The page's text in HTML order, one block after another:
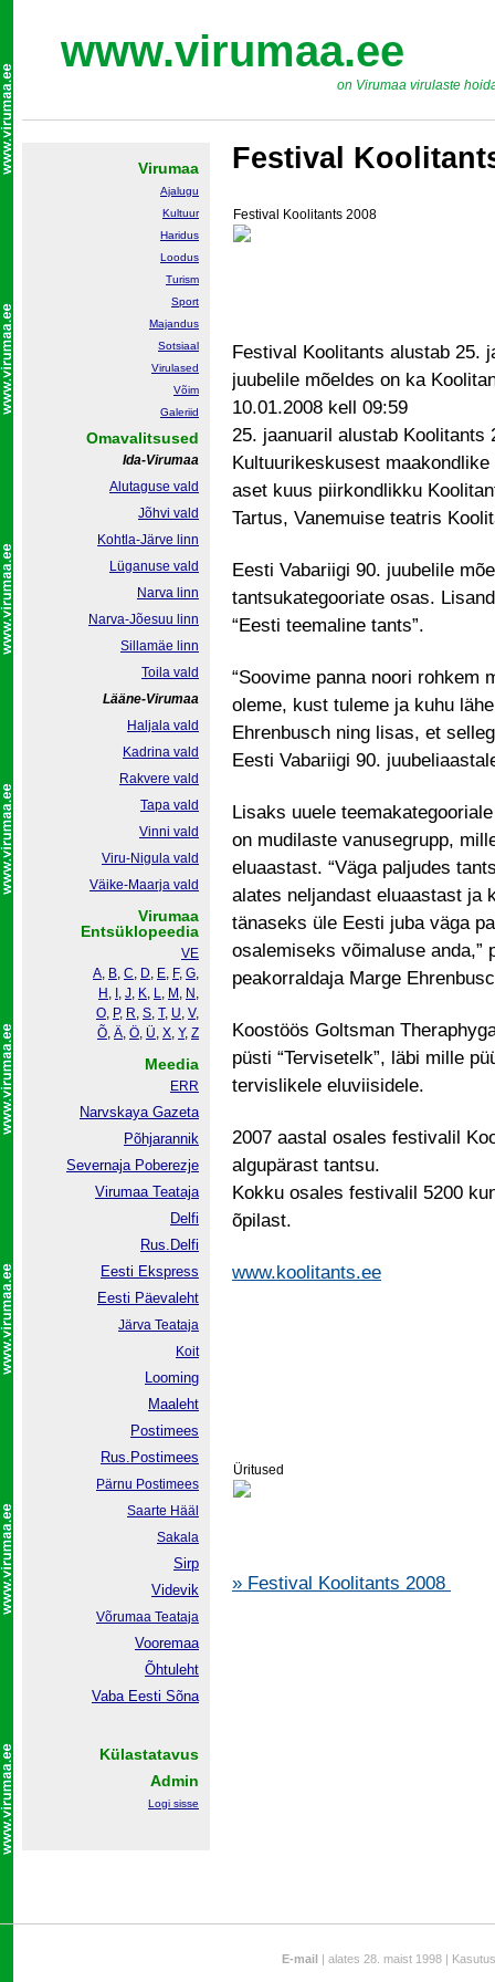
www.virumaa.ee
on Virumaa virulaste
Festival
Festival Koolitants 2008
Festival Koolitants alustab 25.
juubelile mõeldes on ka
10.01.2008 kell 09:59
25. jaanuaril alustab Koolitants
Kultuurikeskusest
aset kuus piirkondlikku
Tartus, Vanemuise teatris
Eesti Vabariigi 90. juubelile
tantsukategooriate osas.
“Eesti teemaline tants”.
“Soovime panna noori rohkem
oleme, kust tuleme ja kuhu
Ehrenbusch ning lisas, et
Eesti Vabariigi 90.
Lisaks uuele
on mudilaste vanusegrupp,
eluaastast. “Väga paljudes
alates neljandast eluaastast ja
tänaseks üle Eesti juba väga
osalemiseks võimaluse anda,”
peakorraldaja Marge
Koostöös Goltsman
püsti “Tervisetelk”, läbi mille
tervislikele eluviisidele.
2007 aastal osales festivalil
algupärast tantsu.
Kokku osales festivalil 5200
õpilast.
www.koolitants.ee
Üritused
» Festival Koolitants 2008
Virumaa
Ajalugu
Kultuur
Haridus
Loodus
Turism
Sport
Majandus
Sotsiaal
Virulased
Võim
Galeriid
Omavalitsused
Ida-Virumaa
Alutaguse vald
Jõhvi vald
Kohtla-Järve linn
Lüganuse vald
Narva linn
Narva-Jõesuu linn
Sillamäe linn
Toila vald
Lääne-Virumaa
Haljala vald
Kadrina vald
Rakvere vald
Tapa vald
Vinni vald
Viru-Nigula vald
Väike-Maarja vald
Virumaa
Entsüklopeedia
VE
A, B, C, D, E, F, G,
H , , J, K, L, M , N ,
O, P, R, S, T, U, V,
Õ, Ä, Ö, Ü, X, Y, Z
Meedia
ERR
Narvskaya Gazeta
Põhjarannik
Severnaja Poberezje
Virumaa Teataja
Delfi
Rus.Delfi
Eesti Ekspress
Eesti Päevaleht
Järva Teataja
Koit
Looming
Maaleht
Postimees
Rus.Postimees
Pärnu Postimees
Saarte Hääl
Sakala
Sirp
Videvik
Võrumaa Teataja
Vooremaa
Õhtuleht
Vaba Eesti Sõna
Külastatavus
Admin
Logi sisse
E-mail | alates 28. maist 1998 |